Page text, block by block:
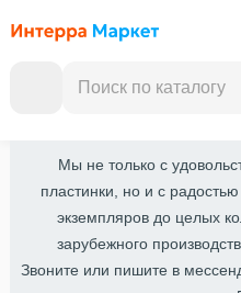
Мы не только с
пластинки, но и с
экземпляров до целых
зарубежного
Звоните или пишите в